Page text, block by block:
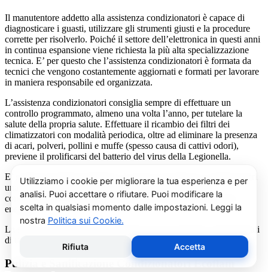
Il manutentore addetto alla assistenza condizionatori è capace di
diagnosticare i guasti, utilizzare gli strumenti giusti e la procedure
corrette per risolverlo. Poiché il settore dell’elettronica in questi anni
in continua espansione viene richiesta la più alta specializzazione
tecnica. E’ per questo che l’assistenza condizionatori è formata da
tecnici che vengono costantemente aggiornati e formati per lavorare
in maniera responsabile ed organizzata.
L’assistenza condizionatori consiglia sempre di effettuare un
controllo programmato, almeno una volta l’anno, per tutelare la
salute della propria salute. Effettuare il ricambio dei filtri dei
climatizzatori con modalità periodica, oltre ad eliminare la presenza
di acari, polveri, pollini e muffe (spesso causa di cattivi odori),
previene il prolificarsi del batterio del virus della Legionella.
E’ sempre possibile richiedere al centro di assistenza condizionatori
una consulenza gratuita per un montaggio di un nuovo
condizionatore o sulle ultime normative in materia di risparmio
energetico.
La salute e il benessere sono quindi essere gli obiettivi fondamentali
di un addetto alla assistenza condizionatori.
Pulizia e Sanificazione Condizionatori Ecoflam